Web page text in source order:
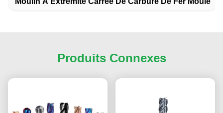
Produits Connexes